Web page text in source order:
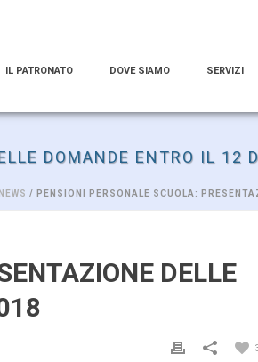
IL PATRONATO DOVE SIAMO SERVIZI
DOMANDE ENTRO IL 12
NEWS / PENSIONI PERSONALE SCUOLA:
DELLE